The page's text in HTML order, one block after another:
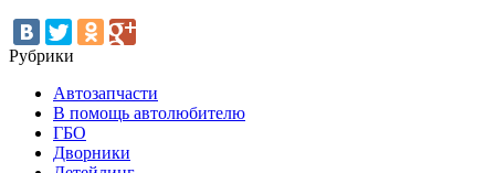
Рубрики
Автозапчасти
В помощь автолюбителю
ГБО
Дворники